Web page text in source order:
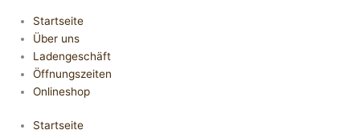
Startseite
Über uns
Ladengeschäft
Öffnungszeiten
Onlineshop
Startseite